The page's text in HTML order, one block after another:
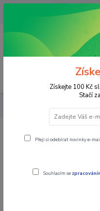
OPAVA 733537099/HLUČÍN
734541648/OLOMOUC 734593593
PRO STROJE pouzdro
pouzdro na
Získejte 100 Kč
Stačí
Přeji si odebírat novinky e-
Souhlasím se